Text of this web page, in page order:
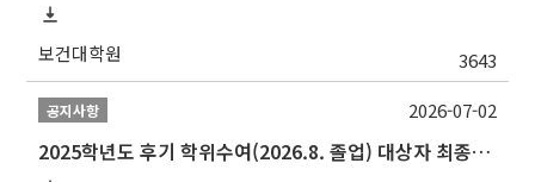
보건대학원 3643
공지사항
2025학년도 후기 학위수여(2026.8. 졸업) 대상자 최종인준 논문 제출 안내
2026-07-02